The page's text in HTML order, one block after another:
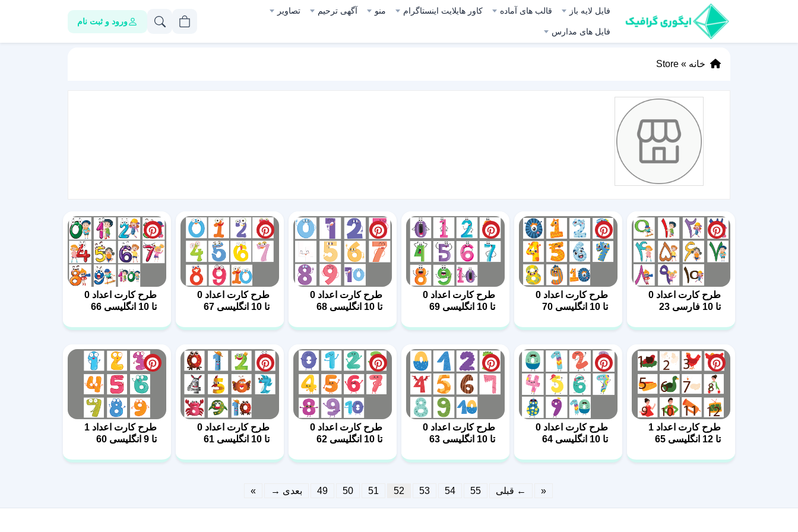
فایل لایه باز قالب های آماده کاور هایلایت اینستاگرام منو آگهی ترحیم تصاویر
فایل های مدارس
ورود و ثبت نام
خانه »
Store
طرح کارت اعداد 0
تا 10 فارسی 23
طرح کارت اعداد 0
تا 10 انگلیسی 70
طرح کارت اعداد 0
تا 10 انگلیسی 69
طرح کارت اعداد 0
تا 10 انگلیسی 68
طرح کارت اعداد 0
تا 10 انگلیسی 67
طرح کارت اعداد 0
تا 10 انگلیسی 66
طرح کارت اعداد 1
تا 12 انگلیسی 65
طرح کارت اعداد 0
تا 10 انگلیسی 64
طرح کارت اعداد 0
تا 10 انگلیسی 63
طرح کارت اعداد 0
تا 10 انگلیسی 62
طرح کارت اعداد 0
تا 10 انگلیسی 61
طرح کارت اعداد 1
تا 9 انگلیسی 60
« ← قبلی 49 50 51 52 53 54 55 بعدی → »